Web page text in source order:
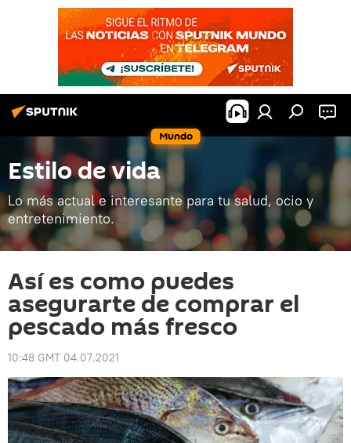
Mundo
Estilo de vida
Lo más actual e interesante para tu salud, ocio y
entretenimiento.
Así es como puedes
asegurarte de comprar el
pescado más fresco
10:48 GMT 04.07.2021